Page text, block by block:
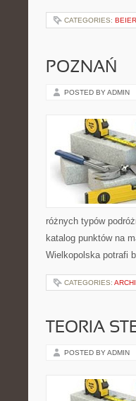
CATEGORIES:
POZNAŃ
POSTED BY ADMIN
różnych typów
katalog punktów na
Wielkopolska potrafi
CATEGORIES:
TEORIA
POSTED BY ADMIN